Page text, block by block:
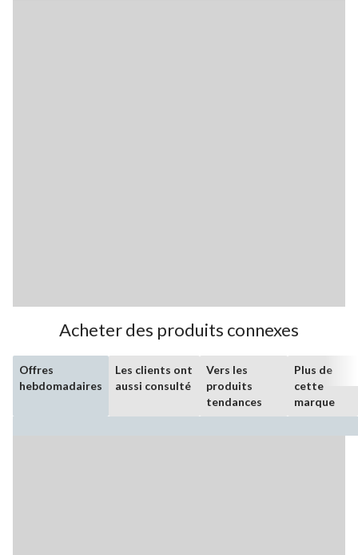
Acheter des produits connexes
Offres
hebdomadaires
Les clients ont
aussi consulté
Vers les
produits
tendances
Plus de
cette
marque